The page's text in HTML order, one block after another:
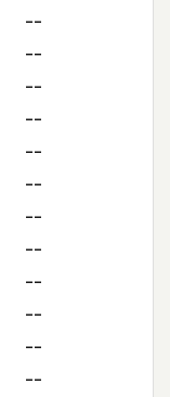
--
--
--
--
--
--
--
--
--
--
--
--